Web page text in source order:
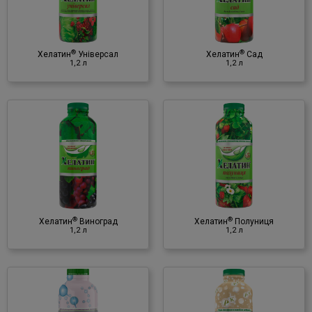
Хелатин® Універсал
1,2 л
Хелатин®Сад
1,2 л
Мінеральне добриво
♦ NPK
♦ мікроелементи
(в хелатній формі)
Хелатин®Виноград
1,2 л
Хелатин® Полуниця
1,2 л
Хелатин ®Полуниця
1,2 л
Мінеральне добриво
♦ NPK
♦ мікроелементи
(в хелатній формі)
Хелатин® Фосфор+Калій